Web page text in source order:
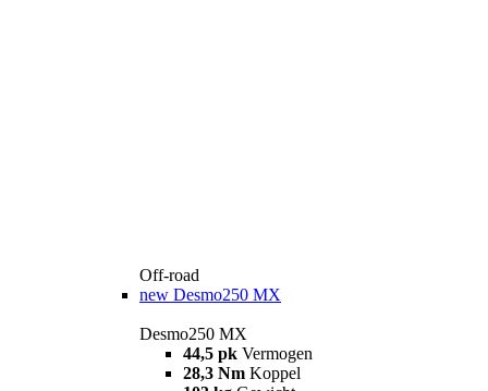
Off-road
new Desmo250 MX
Desmo250 MX
44,5 pk Vermogen
28,3 Nm Koppel